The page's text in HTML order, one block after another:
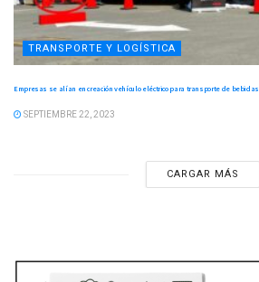
TRANSPORTE Y LOGÍSTICA
Empresas se alían en creación vehículo eléctrico para transporte de bebidas
SEPTIEMBRE 22, 2023
CARGAR MÁS